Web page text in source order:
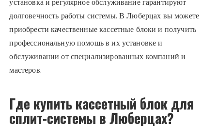
долговечность работы системы. В Люберцах вы можете
приобрести качественные кассетные блоки и получить
профессиональную помощь в их установке и
обслуживании от специализированных компаний и
мастеров.
Где купить кассетный блок для
сплит-системы в Люберцах?